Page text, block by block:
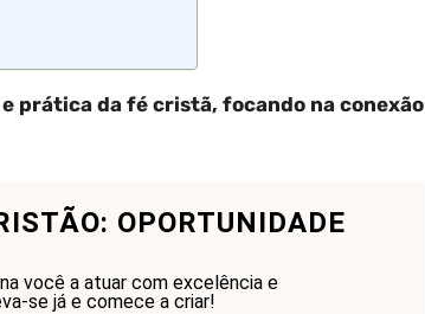
prática da fé cristã, focando na conexão
OPORTUNIDADE
você a atuar com excelência e
se já e comece a criar!